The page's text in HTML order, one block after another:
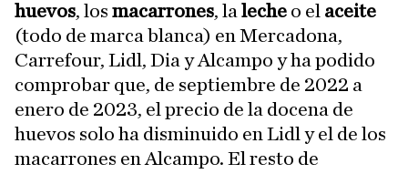
huevos, los macarrones, la leche o el aceite
(todo de marca blanca) en Mercadona,
Carrefour, Lidl, Dia y Alcampo y ha podido
comprobar que, de septiembre de 2022 a
enero de 2023, el precio de la docena de
huevos solo ha disminuido en Lidl y el de los
macarrones en Alcampo. El resto de